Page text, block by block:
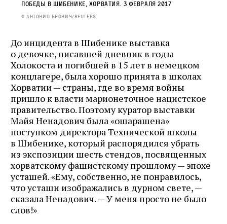
победы в Шибенике, Хорватия. 3 февраля 2017
© Антонио Бронич/REUTERS
До инцидента в Шибенике выставка
о девочке, писавшей дневник в годы
Холокоста и погибшей в 15 лет в немецком
концлагере, была хорошо принята в школах
Хорватии — страны, где во время войны
пришло к власти марионеточное нацистское
правительство. Поэтому куратор выставки
Майя Ненадович была «ошарашена»
поступком директора Технической школы
в Шибенике, который распорядился убрать
из экспозиции шесть стендов, посвященных
хорватскому фашистскому прошлому — эпохе
усташей. «Ему, собственно, не понравилось,
что усташи изображались в дурном свете, —
сказала Ненадович. — У меня просто не было
слов!»